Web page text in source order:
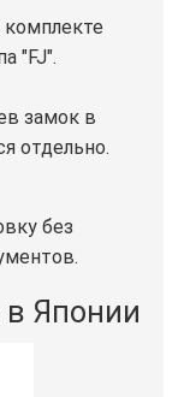
"FJ".
замок в
отдельно.
без
в Японии